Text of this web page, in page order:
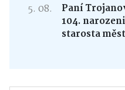
5. 08.
Paní
104.
starosta